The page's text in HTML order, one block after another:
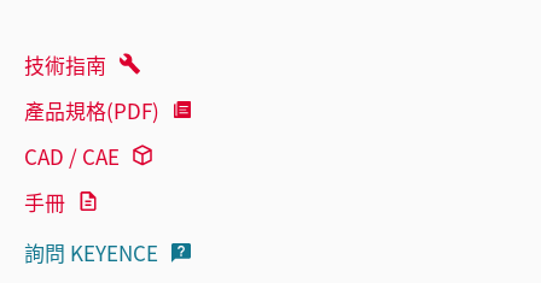
技術指南
產品規格(PDF)
CAD / CAE
手冊
詢問 KEYENCE